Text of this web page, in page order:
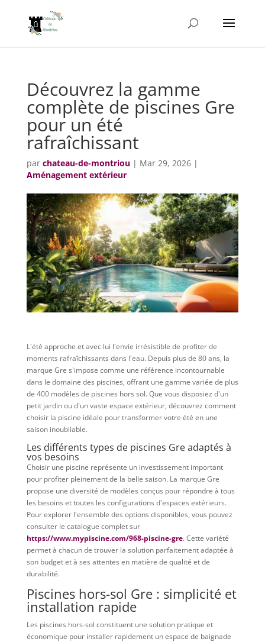
Découvrez la gamme
complète de piscines Gre
pour un été
rafraîchissant
par chateau-de-montriou| Mar 29, 2026|
Aménagement extérieur
L'été approche et avec lui l'envie irrésistible de profiter de
moments rafraîchissants dans l'eau. Depuis plus de 80 ans, la
marque Gre s'impose comme une référence incontournable
dans le domaine des piscines, offrant une gamme variée de plus
de 400 modèles de piscines hors sol. Que vous disposiez d'un
petit jardin ou d'un vaste espace extérieur, découvrez comment
choisir la piscine idéale pour transformer votre été en une
saison inoubliable.
Les différents types de piscines Gre adaptés à
vos besoins
Choisir une piscine représente un investissement important
pour profiter pleinement de la belle saison. La marque Gre
propose une diversité de modèles conçus pour répondre à tous
les besoins et toutes les configurations d'espaces extérieurs.
Pour explorer l'ensemble des options disponibles, vous pouvez
consulter le catalogue complet sur
https://www.mypiscine.com/968-piscine-gre. Cette variété
permet à chacun de trouver la solution parfaitement adaptée à
son budget et à ses attentes en matière de qualité et de
durabilité.
Piscines hors-sol Gre : simplicité et
installation rapide
Les piscines hors-sol constituent une solution pratique et
économique pour installer rapidement un espace de baignade